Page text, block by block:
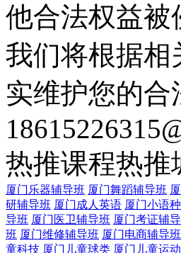
他合法权益
我们将根据相
实维护您的
热推课程热推
厦门乐器辅导班 厦门舞蹈辅导班
研辅导班 厦门成人英语 厦门小语
导班 厦门医卫辅导班 厦门考证辅
班 厦门维修辅导班 厦门电商辅导班
童科技 厦门儿童球类 厦门儿童运动